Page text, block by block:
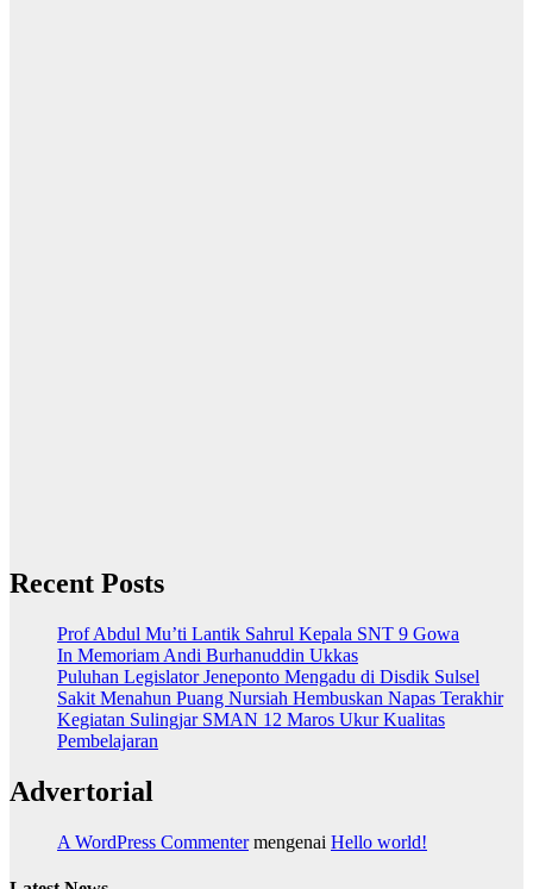
Recent Posts
Prof Abdul Mu’ti Lantik Sahrul Kepala SNT 9 Gowa
In Memoriam Andi Burhanuddin Ukkas
Puluhan Legislator Jeneponto Mengadu di Disdik Sulsel
Sakit Menahun Puang Nursiah Hembuskan Napas Terakhir
Kegiatan Sulingjar SMAN 12 Maros Ukur Kualitas
Pembelajaran
Advertorial
A WordPress Commentermengenai Hello world!